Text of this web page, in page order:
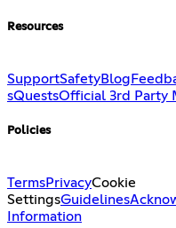
Resources
SupportSafetyBlog
sQuestsOfficial 3rd Party
Policies
TermsPrivacyCookie
SettingsGuidelines
Information